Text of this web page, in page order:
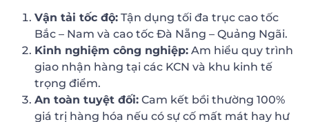
Vận tải tốc độ: Tận dụng tối đa trục cao tốc
Bắc – Nam và cao tốc Đà Nẵng – Quảng Ngãi.
Kinh nghiệm công nghiệp: Am hiểu quy trình
giao nhận hàng tại các KCN và khu kinh tế
trọng điểm.
An toàn tuyệt đối: Cam kết bồi thường 100%
giá trị hàng hóa nếu có sự cố mất mát hay hư